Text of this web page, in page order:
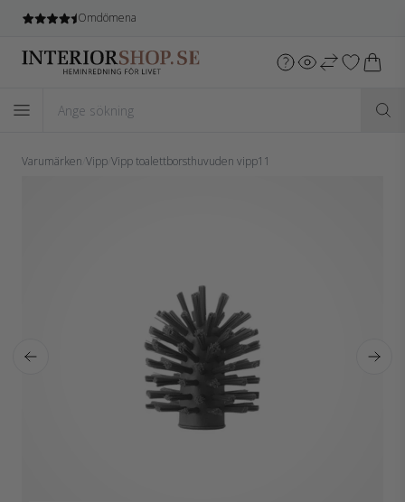
Omdömena
Varumärken Vipp Vipp toalettborsthuvuden vipp11